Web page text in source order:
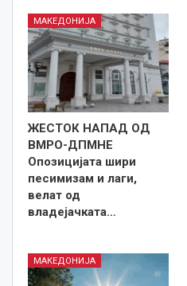
МАКЕДОНИЈА
ЖЕСТОК НАПАД ОД
ВМРО-ДПМНЕ
Опозицијата шири
песимизам и лаги,
велат од
владејачката…
МАКЕДОНИЈА